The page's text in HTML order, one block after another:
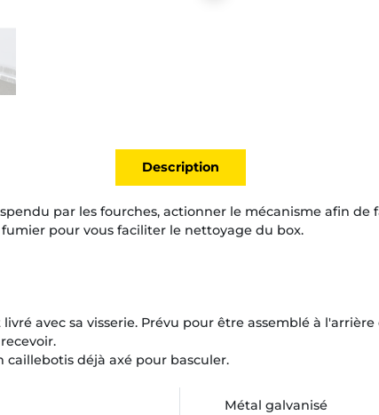
Description
par les fourches, actionner le mécanisme afin de
pour vous faciliter le nettoyage du box.
avec sa visserie. Prévu pour être assemblé à l'arrière
déjà axé pour basculer.
Métal galvanisé